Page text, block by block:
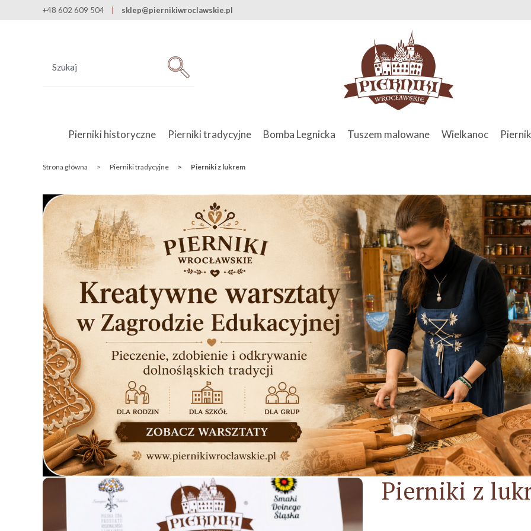
+48 602 609 504 sklep@piernikiwroclawskie.pl
Pierniki historyczne Pierniki tradycyjne Bomba Legnicka Tuszem malowane Wielkanoc
Strona główna > Pierniki tradycyjne > Pierniki z lukrem
Pierniki z